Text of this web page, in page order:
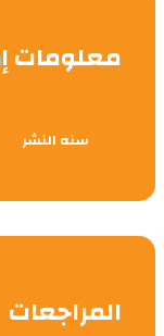
معلومات
سنه النشر
المراجعات